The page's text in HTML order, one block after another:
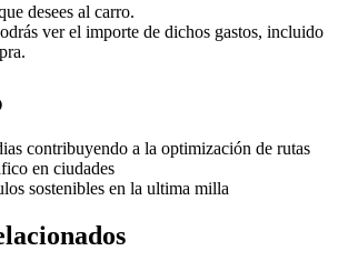
desees al carro.
ver el importe de dichos gastos, incluido
contribuyendo a la optimización de rutas
en ciudades
sostenibles en la ultima milla